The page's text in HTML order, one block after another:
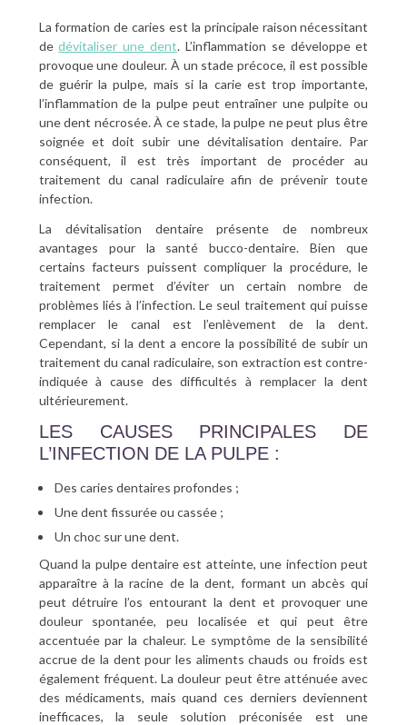
La formation de caries est la principale raison nécessitant
dedévitaliser une dent. L’inflammation se développe et
provoque une douleur. À un stade précoce, il est possible
de guérir la pulpe, mais si la carie est trop importante,
l’inflammation de la pulpe peut entraîner une pulpite ou
une dent nécrosée. À ce stade, la pulpe ne peut plus être
soignée et doit subir une dévitalisation dentaire. Par
conséquent, il est très important de procéder au
traitement du canal radiculaire afin de prévenir toute
infection.
La dévitalisation dentaire présente de nombreux
avantages pour la santé bucco-dentaire. Bien que
certains facteurs puissent compliquer la procédure, le
traitement permet d’éviter un certain nombre de
problèmes liés à l’infection. Le seul traitement qui puisse
remplacer le canal est l’enlèvement de la dent.
Cependant, si la dent a encore la possibilité de subir un
traitement du canal radiculaire, son extraction est contre-
indiquée à cause des difficultés à remplacer la dent
ultérieurement.
LES CAUSES PRINCIPALES DE
L’INFECTION DE LA PULPE :
Des caries dentaires profondes ;
Une dent fissurée ou cassée ;
Un choc sur une dent.
Quand la pulpe dentaire est atteinte, une infection peut
apparaître à la racine de la dent, formant un abcès qui
peut détruire l’os entourant la dent et provoquer une
douleur spontanée, peu localisée et qui peut être
accentuée par la chaleur. Le symptôme de la sensibilité
accrue de la dent pour les aliments chauds ou froids est
également fréquent. La douleur peut être atténuée avec
des médicaments, mais quand ces derniers deviennent
inefficaces, la seule solution préconisée est une